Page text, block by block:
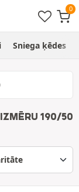
Sniega ķēdes
IZMĒRU 190/50